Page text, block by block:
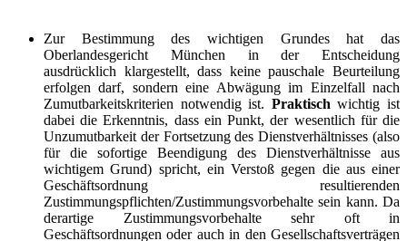
Zur Bestimmung des wichtigen Grundes hat das
Oberlandesgericht München in der Entscheidung
ausdrücklich klargestellt, dass keine pauschale Beurteilung
erfolgen darf, sondern eine Abwägung im Einzelfall nach
Zumutbarkeitskriterien notwendig ist. Praktischwichtig ist
dabei die Erkenntnis, dass ein Punkt, der wesentlich für die
Unzumutbarkeit der Fortsetzung des Dienstverhältnisses (also
für die sofortige Beendigung des Dienstverhältnisse aus
wichtigem Grund) spricht, ein Verstoß gegen die aus einer
Geschäftsordnung resultierenden
Zustimmungspflichten/Zustimmungsvorbehalte sein kann. Da
derartige Zustimmungsvorbehalte sehr oft in
Geschäftsordnungen oder auch in den Gesellschaftsverträgen